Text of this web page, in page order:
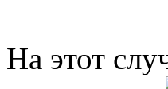
На этот